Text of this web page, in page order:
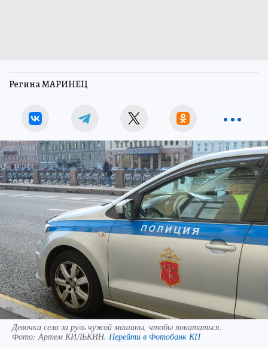
Регина МАРИНЕЦ
Девочка села за руль чужой машины, чтобы покататься.
Фото: Артем КИЛЬКИН. Перейти в Фотобанк КП